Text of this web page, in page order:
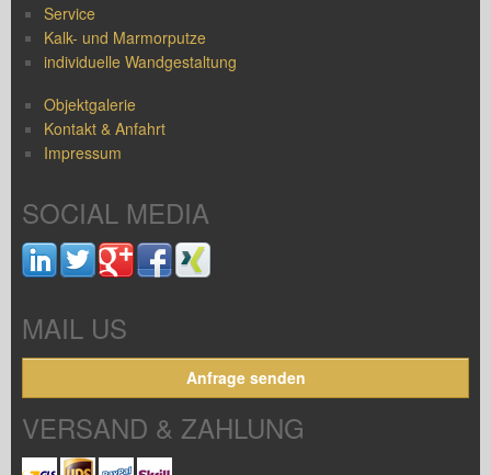
Service
Kalk- und Marmorputze
individuelle Wandgestaltung
Objektgalerie
Kontakt & Anfahrt
Impressum
SOCIAL MEDIA
MAIL US
Anfrage senden
VERSAND & ZAHLUNG